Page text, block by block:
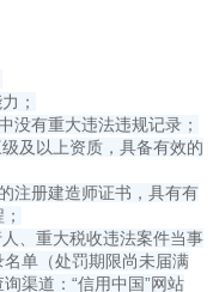
；
没有重大违法违规记录；
及以上资质，具备有效的
注册建造师证书，具有有
、重大税收违法案件当事
单（处罚期限尚未届满
渠道：“信用中国”网站